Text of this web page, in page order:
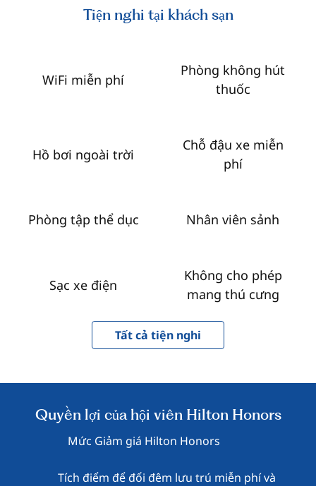
Tiện nghi tại khách sạn
WiFi miễn phí
Phòng không hút
thuốc
Hồ bơi ngoài trời
Chỗ đậu xe miễn
phí
Phòng tập thể dục Nhân viên sảnh
Sạc xe điện
Không cho phép
mang thú cưng
Tất cả tiện nghi
Quyền lợi của hội viên Hilton Honors
Mức Giảm giá Hilton Honors
Tích điểm để đổi đêm lưu trú miễn phí và